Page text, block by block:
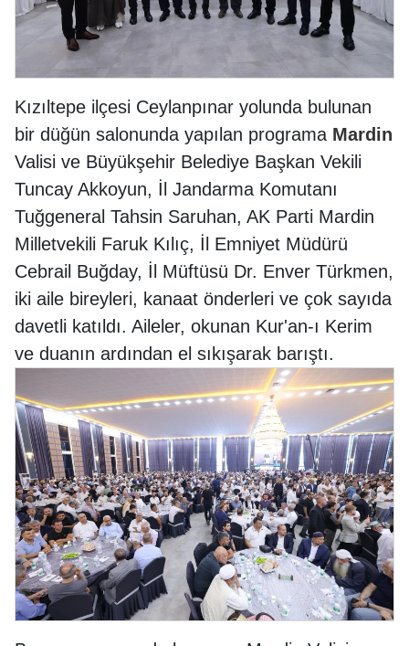
Kızıltepe ilçesi Ceylanpınar yolunda bulunan
bir düğün salonunda yapılan programa Mardin
Valisi ve Büyükşehir Belediye Başkan Vekili
Tuncay Akkoyun, İl Jandarma Komutanı
Tuğgeneral Tahsin Saruhan, AK Parti Mardin
Milletvekili Faruk Kılıç, İl Emniyet Müdürü
Cebrail Buğday, İl Müftüsü Dr. Enver Türkmen,
iki aile bireyleri, kanaat önderleri ve çok sayıda
davetli katıldı. Aileler, okunan Kur'an-ı Kerim
ve duanın ardından el sıkışarak barıştı.